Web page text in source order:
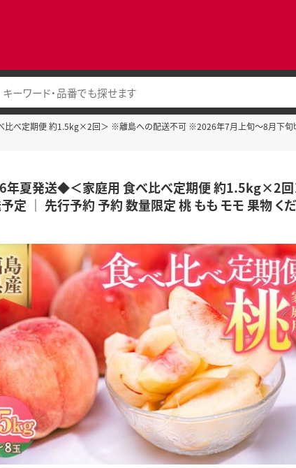
べ定期便 約1.5kg×2回＞ ※離島への配送不可 ※2026年7月上旬～8月下旬頃
夏発送◆＜家庭用 食べ比べ定期便 約1.5kg×2
定 ｜ 先行予約 予約 数量限定 桃 もも モモ 果物 く